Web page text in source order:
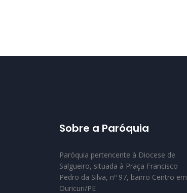
Sobre a Paróquia
Paróquia pertencente à Diocese de
Salgueiro, situada à Praça Francisco
Pedro da Silva, nº 97, bairro Centro em
Ouricuri/PE